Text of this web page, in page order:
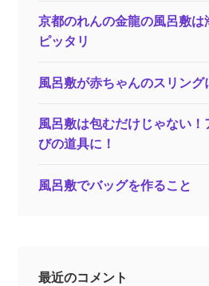
京都のれんの金龍の風呂敷は
ピッタリ
風呂敷が赤ちゃんのスリング
風呂敷は包むだけじゃない
びの道具に！
風呂敷でバッグを作ること
最近のコメント